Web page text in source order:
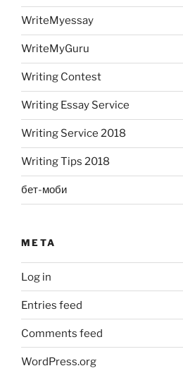
WriteMyessay
WriteMyGuru
Writing Contest
Writing Essay Service
Writing Service 2018
Writing Tips 2018
бет-моби
META
Log in
Entries feed
Comments feed
WordPress.org